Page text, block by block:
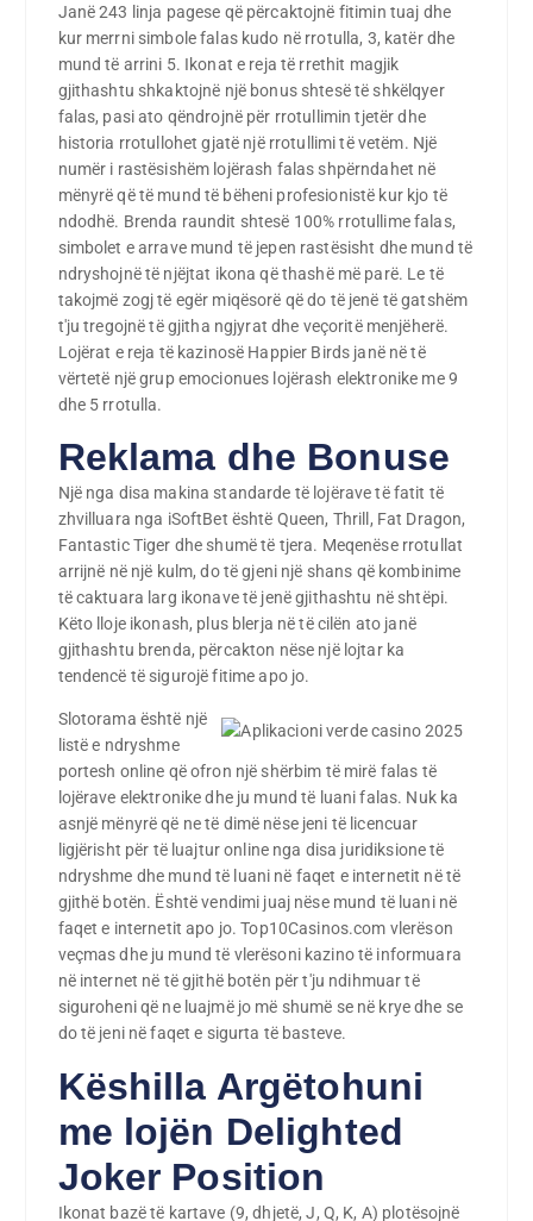
Janë 243 linja pagese që përcaktojnë fitimin tuaj dhe
kur merrni simbole falas kudo në rrotulla, 3, katër dhe
mund të arrini 5. Ikonat e reja të rrethit magjik
gjithashtu shkaktojnë një bonus shtesë të shkëlqyer
falas, pasi ato qëndrojnë për rrotullimin tjetër dhe
historia rrotullohet gjatë një rrotullimi të vetëm. Një
numër i rastësishëm lojërash falas shpërndahet në
mënyrë që të mund të bëheni profesionistë kur kjo të
ndodhë. Brenda raundit shtesë 100% rrotullime falas,
simbolet e arrave mund të jepen rastësisht dhe mund të
ndryshojnë të njëjtat ikona që thashë më parë. Le të
takojmë zogj të egër miqësorë që do të jenë të gatshëm
t'ju tregojnë të gjitha ngjyrat dhe veçoritë menjëherë.
Lojërat e reja të kazinosë Happier Birds janë në të
vërtetë një grup emocionues lojërash elektronike me 9
dhe 5 rrotulla.
Reklama dhe Bonuse
Një nga disa makina standarde të lojërave të fatit të
zhvilluara nga iSoftBet është Queen, Thrill, Fat Dragon,
Fantastic Tiger dhe shumë të tjera. Meqenëse rrotullat
arrijnë në një kulm, do të gjeni një shans që kombinime
të caktuara larg ikonave të jenë gjithashtu në shtëpi.
Këto lloje ikonash, plus blerja në të cilën ato janë
gjithashtu brenda, përcakton nëse një lojtar ka
tendencë të sigurojë fitime apo jo.
Slotorama është një
listë e ndryshme
portesh online që ofron një shërbim të mirë falas të
lojërave elektronike dhe ju mund të luani falas. Nuk ka
asnjë mënyrë që ne të dimë nëse jeni të licencuar
ligjërisht për të luajtur online nga disa juridiksione të
ndryshme dhe mund të luani në faqet e internetit në të
gjithë botën. Është vendimi juaj nëse mund të luani në
faqet e internetit apo jo. Top10Casinos.com vlerëson
veçmas dhe ju mund të vlerësoni kazino të informuara
në internet në të gjithë botën për t'ju ndihmuar të
siguroheni që ne luajmë jo më shumë se në krye dhe se
do të jeni në faqet e sigurta të basteve.
Këshilla Argëtohuni
me lojën Delighted
Joker Position
Ikonat bazë të kartave (9, dhjetë, J, Q, K, A) plotësojnë